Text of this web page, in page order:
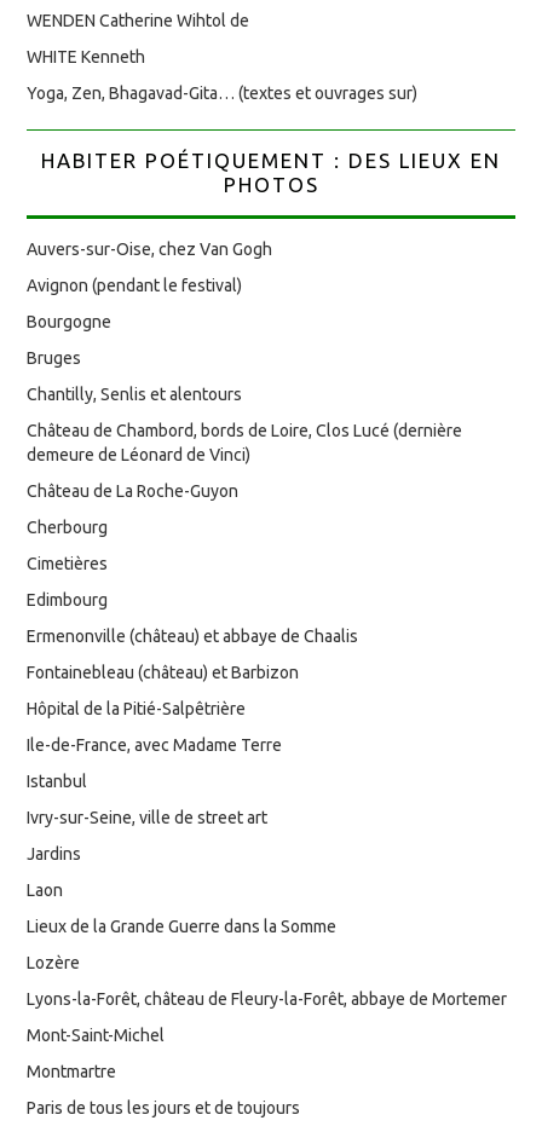
WENDEN Catherine Wihtol de
WHITE Kenneth
Yoga, Zen, Bhagavad-Gita… (textes et ouvrages sur)
HABITER POÉTIQUEMENT : DES LIEUX EN
PHOTOS
Auvers-sur-Oise, chez Van Gogh
Avignon (pendant le festival)
Bourgogne
Bruges
Chantilly, Senlis et alentours
Château de Chambord, bords de Loire, Clos Lucé (dernière
demeure de Léonard de Vinci)
Château de La Roche-Guyon
Cherbourg
Cimetières
Edimbourg
Ermenonville (château) et abbaye de Chaalis
Fontainebleau (château) et Barbizon
Hôpital de la Pitié-Salpêtrière
Ile-de-France, avec Madame Terre
Istanbul
Ivry-sur-Seine, ville de street art
Jardins
Laon
Lieux de la Grande Guerre dans la Somme
Lozère
Lyons-la-Forêt, château de Fleury-la-Forêt, abbaye de Mortemer
Mont-Saint-Michel
Montmartre
Paris de tous les jours et de toujours